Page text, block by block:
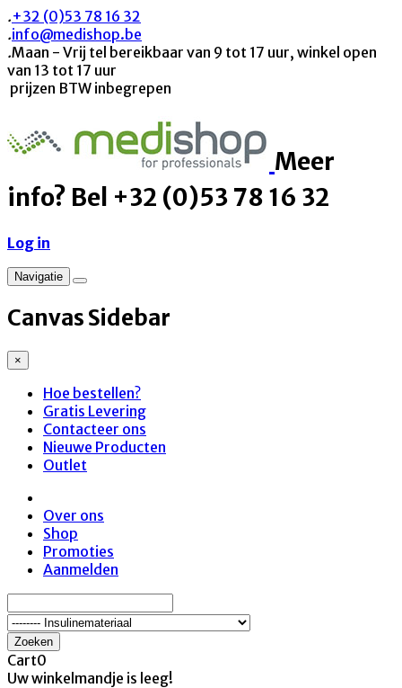
.+32 (0)53 78 16 32
.info@medishop.be
.Maan - Vrij tel bereikbaar van 9 tot 17 uur, winkel open
van 13 tot 17 uur
prijzen BTW inbegrepen
Meer
info? Bel +32 (0)53 78 16 32
Log in
Navigatie
Canvas Sidebar
×
Hoe bestellen?
Gratis Levering
Contacteer ons
Nieuwe Producten
Outlet
Over ons
Shop
Promoties
Aanmelden
Zoeken
Cart0
Uw winkelmandje is leeg!